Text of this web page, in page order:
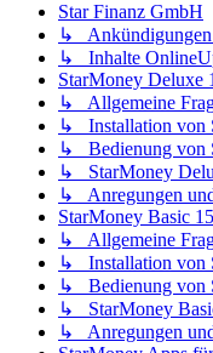
Star Finanz GmbH
↳ Ankündigungen
↳ Inhalte
StarMoney Deluxe
↳ Allgemeine
↳ Installation von
↳ Bedienung von
↳ StarMoney
↳ Anregungen
StarMoney Basic 15
↳ Allgemeine
↳ Installation von
↳ Bedienung von
↳ StarMoney
↳ Anregungen